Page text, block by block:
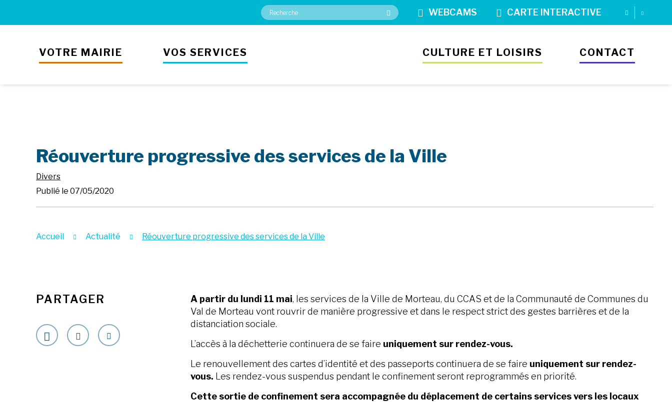
WEBCAMS CARTE INTERACTIVE
VOTRE MAIRIE VOS SERVICES CULTURE ET LOISIRS CONTACT
Réouverture progressive des services de la Ville
Divers
Publié le 07/05/2020
Accueil Actualité Réouverture progressive des services de la Ville
PARTAGER A partir du lundi 11 mai, les services de la Ville de Morteau, du CCAS et de la Communauté de Communes du
Val de Morteau vont rouvrir de manière progressive et dans le respect strict des gestes barrières et de la
distanciation sociale.
L’accès à la déchetterie continuera de se faire uniquement sur rendez-vous.
Le renouvellement des cartes d’identité et des passeports continuera de se faire uniquement sur rendez-
vous. Les rendez-vous suspendus pendant le confinement seront reprogrammés en priorité.
Cette sortie de confinement sera accompagnée du déplacement de certains services vers les locaux